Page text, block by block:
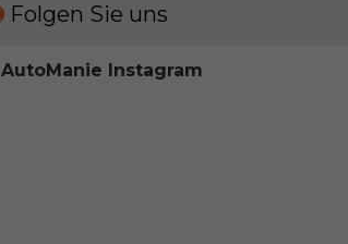
Folgen Sie uns
AutoManie Instagram